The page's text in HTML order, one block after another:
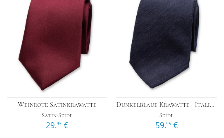
Weinrote Satinkrawatte
Satin-Seide
29.95 €
Dunkelblaue Krawatte - Italienische Seide
Seide
59.95 €